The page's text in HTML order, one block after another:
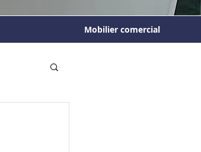
Mobilier comercial